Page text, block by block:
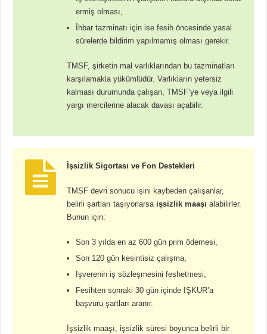
ermiş olması,
İhbar tazminatı için ise fesih öncesinde yasal
sürelerde bildirim yapılmamış olması gerekir.
TMSF, şirketin mal varlıklarından bu tazminatları
karşılamakla yükümlüdür. Varlıkların yetersiz
kalması durumunda çalışan, TMSF’ye veya ilgili
yargı mercilerine alacak davası açabilir.
İşsizlik Sigortası ve Fon Destekleri
TMSF devri sonucu işini kaybeden çalışanlar,
belirli şartları taşıyorlarsa işsizlik maaşı alabilirler.
Bunun için:
Son 3 yılda en az 600 gün prim ödemesi,
Son 120 gün kesintisiz çalışma,
İşverenin iş sözleşmesini feshetmesi,
Fesihten sonraki 30 gün içinde İŞKUR’a
başvuru şartları aranır.
İşsizlik maaşı, işsizlik süresi boyunca belirli bir